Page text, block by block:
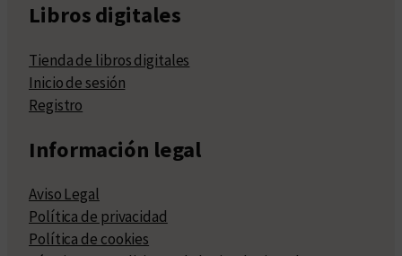
Libros digitales
Tienda de libros digitales
Inicio de sesión
Registro
Información legal
Aviso Legal
Política de privacidad
Política de cookies